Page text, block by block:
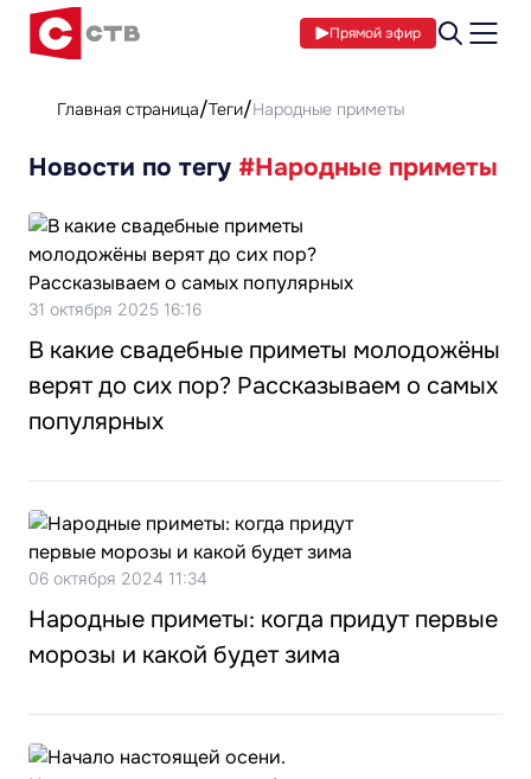
Прямой эфир
Главная страница Теги Народные приметы
Новости по тегу #Народные приметы
31 октября 2025 16:16
В какие свадебные приметы молодожёны
верят до сих пор? Рассказываем о самых
популярных
06 октября 2024 11:34
Народные приметы: когда придут первые
морозы и какой будет зима